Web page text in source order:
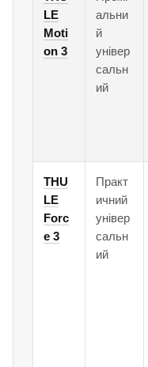
LE
Moti
on 3
альни
й
універ
сальн
ий
THU
LE
Forc
e 3
Практ
ичний
універ
сальн
ий